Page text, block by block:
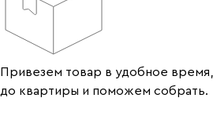
Привезем товар в удобное
до квартиры и поможем собрать.